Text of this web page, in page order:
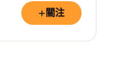
+ 關注